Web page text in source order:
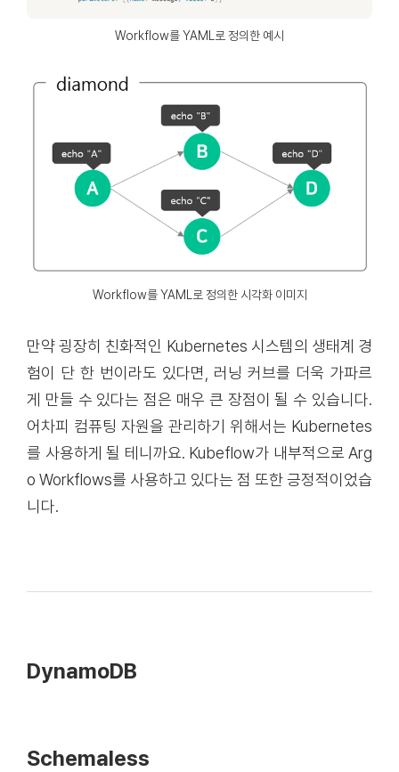
Workflow를 YAML로 정의한 예시
Workflow를 YAML로 정의한 시각화 이미지
만약 굉장히 친화적인 Kubernetes 시스템의 생태계 경
험이 단 한 번이라도 있다면, 러닝 커브를 더욱 가파르
게 만들 수 있다는 점은 매우 큰 장점이 될 수 있습니다.
어차피 컴퓨팅 자원을 관리하기 위해서는 Kubernetes
를 사용하게 될 테니까요. Kubeflow가 내부적으로 Arg
o Workflows를 사용하고 있다는 점 또한 긍정적이었습
니다.
DynamoDB
Schemaless